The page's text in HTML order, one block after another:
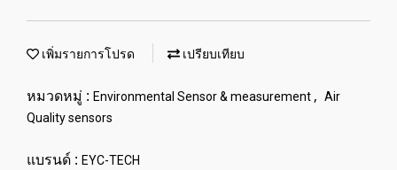
เพิ่มรายการโปรด เปรียบเทียบ
หมวดหมู่ : Environmental Sensor & measurement , Air
Quality sensors
แบรนด์ : EYC-TECH